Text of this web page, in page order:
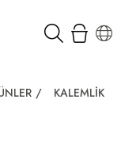
/ KALEMLIK